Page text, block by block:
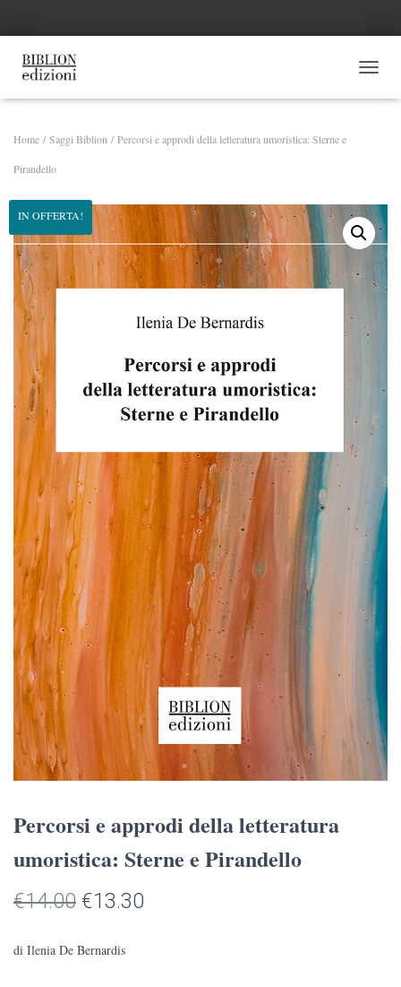
Home /Saggi Biblion / Percorsi e approdi della letteratura umoristica: Sterne e
Pirandello
IN OFFERTA!
Percorsi e approdi della letteratura
umoristica: Sterne e Pirandello
€14.00 Il
€13.30
di Ilenia De Bernardis